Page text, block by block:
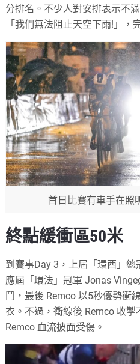
分排名。不少人對安排表示不
「我們無法阻止天空下雨!」，
首日比賽有車手在照
終點緩衝區50米
到賽事Day 3，上屆「環西」總
應屆「環法」冠軍 Jonas
鬥，最後 Remco 以5秒優勢衝
衣。不過，衝線後 Remco 收掣
Remco 血流披面受傷。